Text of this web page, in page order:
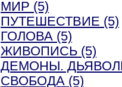
МИР (5)
ПУТЕШЕСТВИЕ (5)
ГОЛОВА (5)
ЖИВОПИСЬ (5)
ДЕМОНЫ.
СВОБОДА (5)